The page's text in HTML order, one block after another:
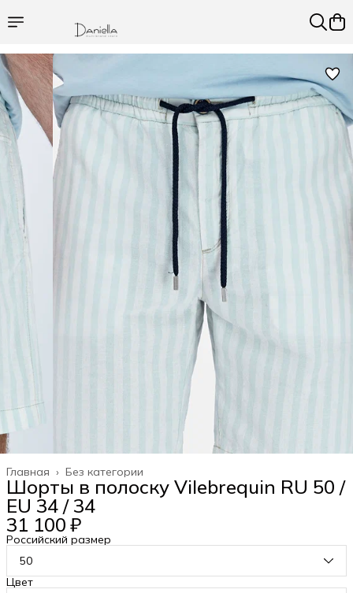
Без категории
Главная ›
Шорты в полоску Vilebrequin RU 50 /
EU 34 / 34
31 100 ₽
Российский размер
50
Цвет